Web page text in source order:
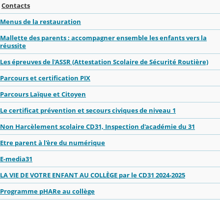
Contacts
Menus de la restauration
Mallette des parents : accompagner ensemble les enfants vers la
réussite
Les épreuves de l'ASSR (Attestation Scolaire de Sécurité Routière)
Parcours et certification PIX
Parcours Laïque et Citoyen
Le certificat prévention et secours civiques de niveau 1
Non Harcèlement scolaire CD31, Inspection d'académie du 31
Etre parent à l'ère du numérique
E-media31
LA VIE DE VOTRE ENFANT AU COLLÈGE par le CD31 2024-2025
Programme pHARe au collège